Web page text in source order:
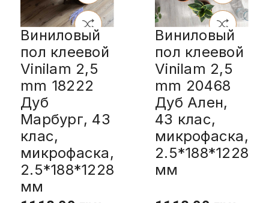
Виниловый
пол клеевой
Vinilam 2,5
mm 18222
Дуб
Марбург, 43
клас,
микрофаска,
2.5*188*1228
мм
Виниловый
пол клеевой
Vinilam 2,5
mm 20468
Дуб Ален,
43 клас,
микрофаска,
2.5*188*1228
мм